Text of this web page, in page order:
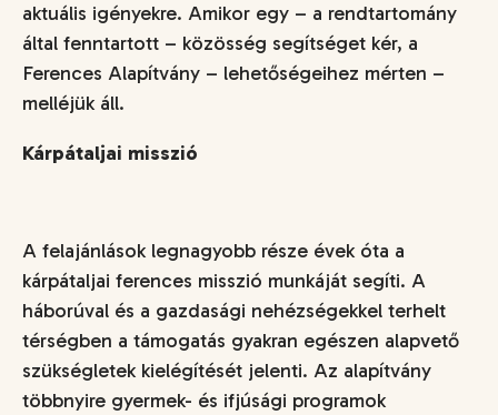
aktuális igényekre. Amikor egy – a rendtartomány
által fenntartott – közösség segítséget kér, a
Ferences Alapítvány – lehetőségeihez mérten –
melléjük áll.
Kárpátaljai misszió
A felajánlások legnagyobb része évek óta a
kárpátaljai ferences misszió munkáját segíti. A
háborúval és a gazdasági nehézségekkel terhelt
térségben a támogatás gyakran egészen alapvető
szükségletek kielégítését jelenti. Az alapítvány
többnyire gyermek- és ifjúsági programok